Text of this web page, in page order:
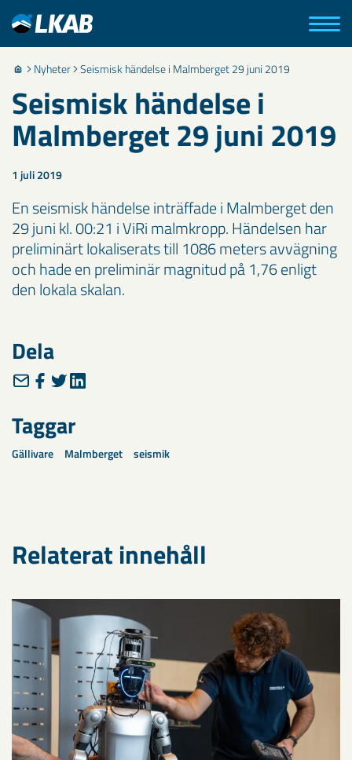
Nyheter Seismisk händelse i Malmberget 29 juni 2019
Seismisk händelse i
Malmberget 29 juni 2019
1 juli 2019
En seismisk händelse inträffade i Malmberget den
29 juni kl. 00:21 i ViRi malmkropp. Händelsen har
preliminärt lokaliserats till 1086 meters avvägning
och hade en preliminär magnitud på 1,76 enligt
den lokala skalan.
Dela
Taggar
Gällivare Malmberget seismik
Relaterat innehåll